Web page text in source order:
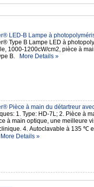
LED-B Lampe à
Type B Lampe LED à
1000-1200cW/cm2, pièce à
B.
More Details »
Pièce à main du détartreur
1. Type: HD-7L; 2. Pièce à
à main optique, une meilleure
4. Autoclavable à 135 ℃
More Details »